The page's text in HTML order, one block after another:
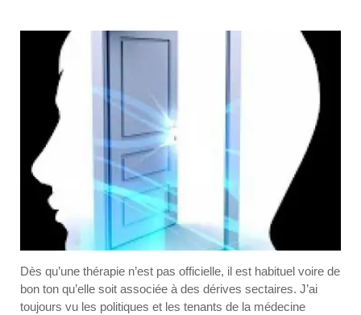
Dès qu’une thérapie n’est pas officielle, il est habituel voire de
bon ton qu’elle soit associée à des dérives sectaires. J’ai
toujours vu les politiques et les tenants de la médecine